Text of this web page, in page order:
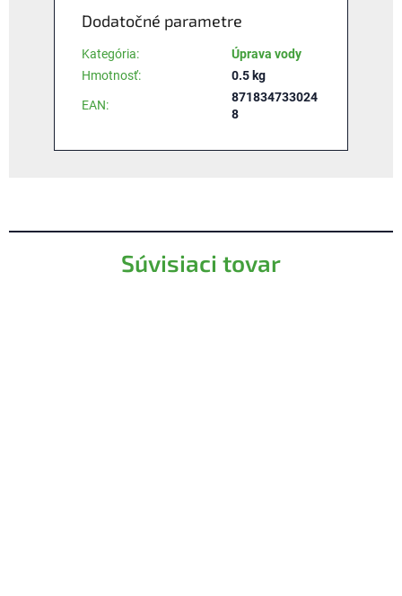
Súvisiaci tovar
Dodatočné parametre
Kategória:
Úprava vody
Hmotnosť: 0.5 kg
EAN:
871834733024
8